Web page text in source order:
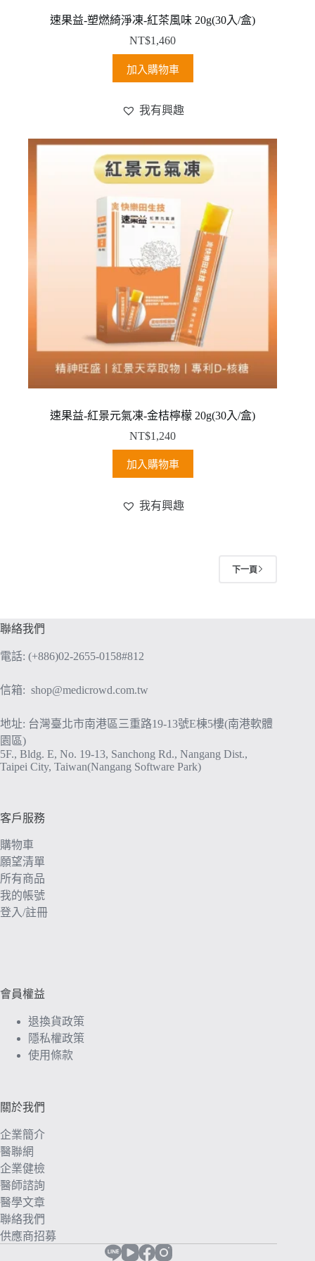
速果益-塑燃綺淨凍-紅茶風味 20g(30入/盒)
NT$1,460
加入購物車
我有興趣
速果益-紅景元氣凍-金桔檸檬 20g(30入/盒)
NT$1,240
加入購物車
我有興趣
下一頁
聯絡我們
電話: (+886)02-2655-0158#812
信箱: shop@medicrowd.com.tw
地址: 台灣臺北市南港區三重路19-13號E棟5樓(南港軟體
園區)
5F., Bldg. E, No. 19-13, Sanchong Rd., Nangang Dist.,
Taipei City, Taiwan(Nangang Software Park)
客戶服務
購物車
願望清單
所有商品
我的帳號
登入/註冊
會員權益
退換貨政策
隱私權政策
使用條款
關於我們
企業簡介
醫聯網
企業健檢
醫師諮詢
醫學文章
聯絡我們
供應商招募